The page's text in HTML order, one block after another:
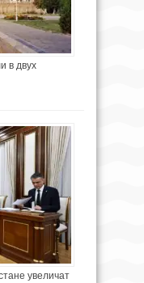
в двух
увеличат